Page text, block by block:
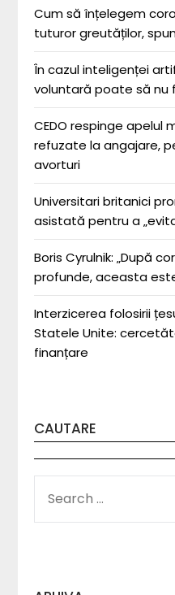
Cum să înțelegem
tuturor greutăților,
În cazul inteligenței
voluntară poate să nu
CEDO respinge apelul
refuzate la angajare,
avorturi
Universitari britanici
asistată pentru a
Boris Cyrulnik: „După
profunde, aceasta
Interzicerea folosirii
Statele Unite:
finanțare
CAUTARE
FOR: